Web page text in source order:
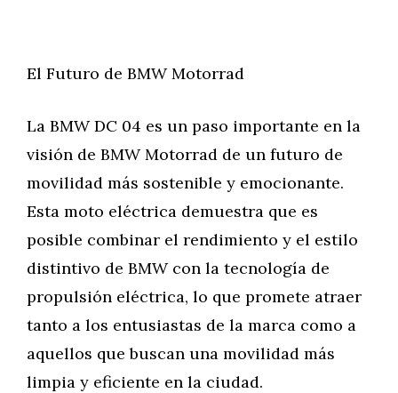
El Futuro de BMW Motorrad
La BMW DC 04 es un paso importante en la
visión de BMW Motorrad de un futuro de
movilidad más sostenible y emocionante.
Esta moto eléctrica demuestra que es
posible combinar el rendimiento y el estilo
distintivo de BMW con la tecnología de
propulsión eléctrica, lo que promete atraer
tanto a los entusiastas de la marca como a
aquellos que buscan una movilidad más
limpia y eficiente en la ciudad.